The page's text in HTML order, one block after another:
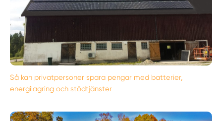
Så kan privatpersoner spara pengar med batterier,
energilagring och stödtjänster